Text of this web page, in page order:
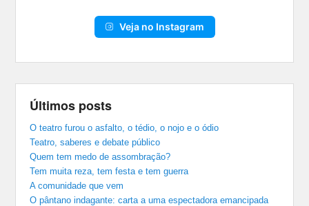
Veja no Instagram
Últimos posts
O teatro furou o asfalto, o tédio, o nojo e o ódio
Teatro, saberes e debate público
Quem tem medo de assombração?
Tem muita reza, tem festa e tem guerra
A comunidade que vem
O pântano indagante: carta a uma espectadora emancipada